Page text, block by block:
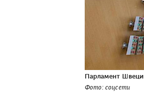
Парламент
Фото: соцсети